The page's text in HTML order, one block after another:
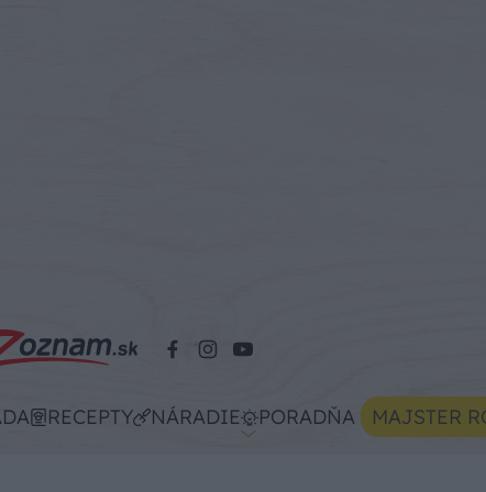
RECEPTY NÁRADIE PORADŇA MAJSTER